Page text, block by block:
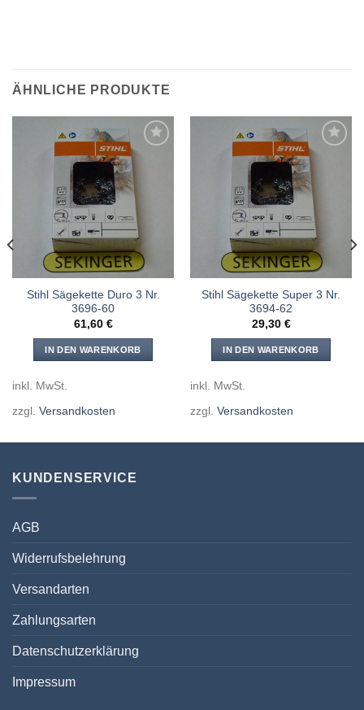
ÄHNLICHE PRODUKTE
Meine
Sägen
Stihl Sägekette Duro 3 Nr.
3696-60
61,60 €
IN DEN WARENKORB
inkl. MwSt.
zzgl. Versandkosten
Meine
Sägen
Stihl Sägekette Super 3 Nr.
3694-62
29,30 €
IN DEN WARENKORB
inkl. MwSt.
zzgl. Versandkosten
KUNDENSERVICE
AGB
Widerrufsbelehrung
Versandarten
Zahlungsarten
Datenschutzerklärung
Impressum